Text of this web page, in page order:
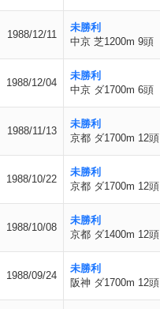
1988/12/11
未勝利
中京 芝1200m 9頭
1988/12/04
未勝利
中京 ダ1700m 6頭
1988/11/13
未勝利
京都 ダ1700m 12頭
1988/10/22
未勝利
京都 ダ1700m 12頭
1988/10/08
未勝利
京都 ダ1400m 12頭
1988/09/24
未勝利
阪神 ダ1700m 12頭